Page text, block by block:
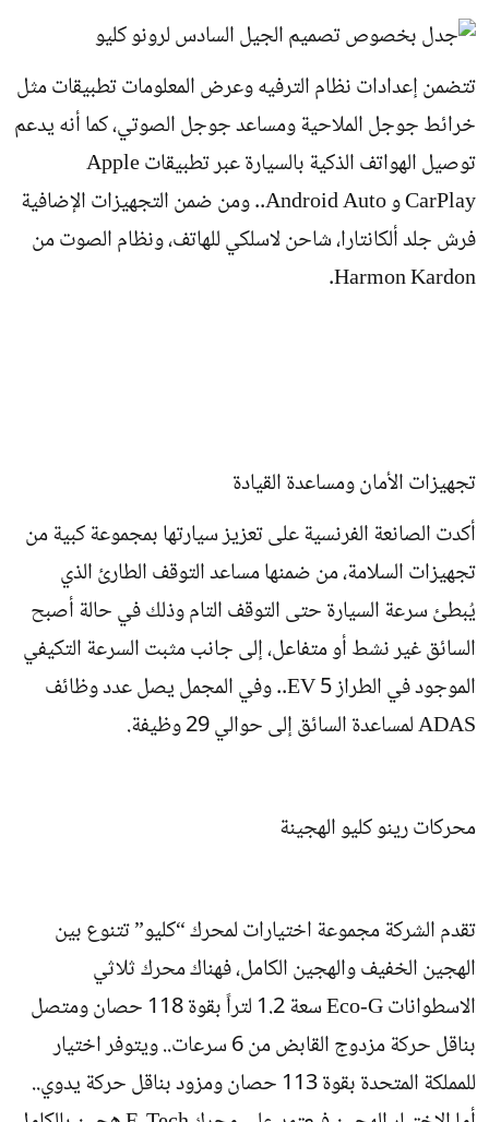
تتضمن إعدادات نظام الترفيه وعرض المعلومات تطبيقات مثل
خرائط جوجل الملاحية ومساعد جوجل الصوتي، كما أنه يدعم
توصيل الهواتف الذكية بالسيارة عبر تطبيقات Apple
CarPlay و Android Auto.. ومن ضمن التجهيزات الإضافية
فرش جلد ألكانتارا، شاحن لاسلكي للهاتف، ونظام الصوت من
Harmon Kardon.
تجهيزات الأمان ومساعدة القيادة
أكدت الصانعة الفرنسية على تعزيز سيارتها بمجموعة كبية من
تجهيزات السلامة، من ضمنها مساعد التوقف الطارئ الذي
يُبطئ سرعة السيارة حتى التوقف التام وذلك في حالة أصبح
السائق غير نشط أو متفاعل، إلى جانب مثبت السرعة التكيفي
الموجود في الطراز 5 EV.. وفي المجمل يصل عدد وظائف
ADAS لمساعدة السائق إلى حوالي 29 وظيفة.
محركات رينو كليو الهجينة
تقدم الشركة مجموعة اختيارات لمحرك “كليو” تتنوع بين
الهجين الخفيف والهجين الكامل، فهناك محرك ثلاثي
الاسطوانات Eco-G سعة 1.2 لتراً بقوة 118 حصان ومتصل
بناقل حركة مزدوج القابض من 6 سرعات.. ويتوفر اختيار
للمملكة المتحدة بقوة 113 حصان ومزود بناقل حركة يدوي..